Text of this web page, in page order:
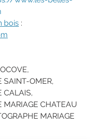
bois :
SAINT-OMER,
CALAIS,
MARIAGE CHATEAU
MARIAGE